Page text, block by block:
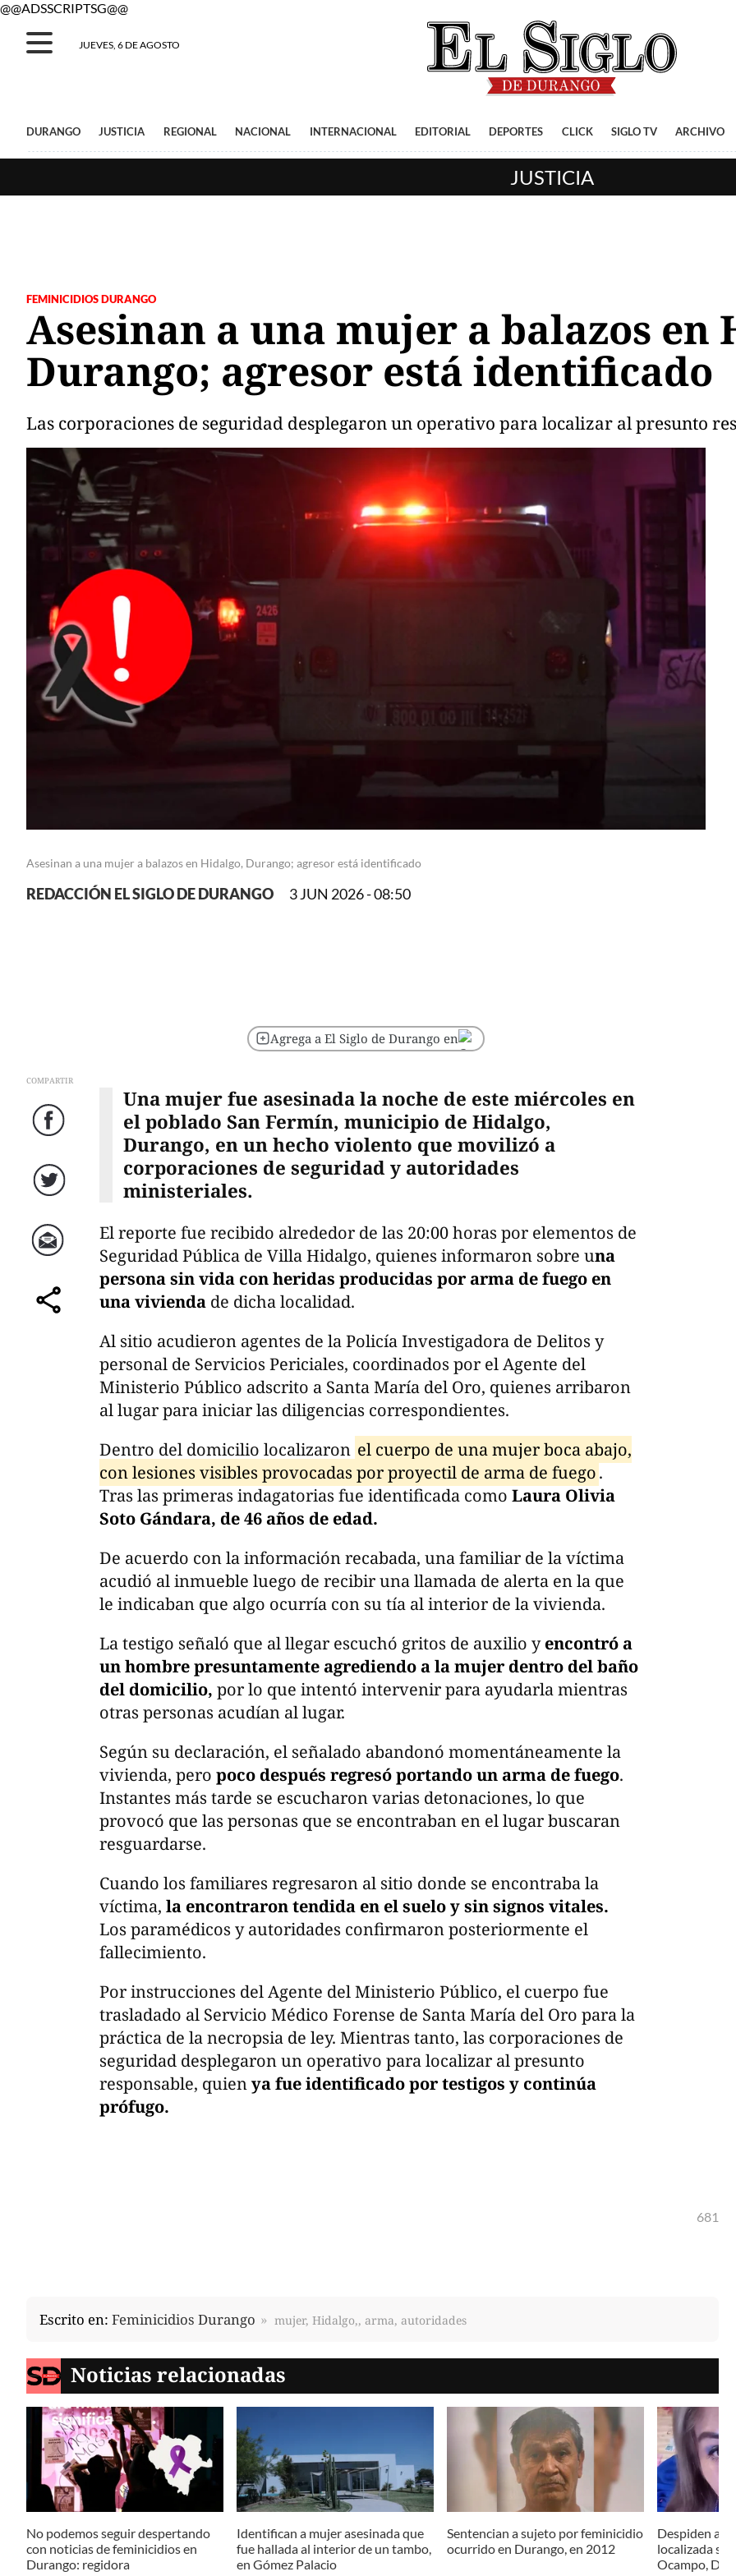
@@ADSSCRIPTSG@@
JUEVES, 6 DE AGOSTO
DURANGO JUSTICIA REGIONAL NACIONAL INTERNACIONAL EDITORIAL DEPORTES CLICK SIGLO TV ARCHIVO
JUSTICIA
FEMINICIDIOS DURANGO
Asesinan a una mujer a balazos en
Durango; agresor está identificado
Las corporaciones de seguridad desplegaron un operativo para localizar al presunto
Asesinan a una mujer a balazos en Hidalgo, Durango; agresor está identificado
REDACCIÓN EL SIGLO DE DURANGO 3 JUN 2026 - 08:50
Agrega a El Siglo de Durango en
COMPARTIR
Facebook
Twitter
Correo
comparte
Una mujer fue asesinada la noche de este miércoles en
el poblado San Fermín, municipio de Hidalgo,
Durango, en un hecho violento que movilizó a
corporaciones de seguridad y autoridades
ministeriales.
El reporte fue recibido alrededor de las 20:00 horas por elementos de
Seguridad Pública de Villa Hidalgo, quienes informaron sobre una
persona sin vida con heridas producidas por arma de fuego en
una vivienda de dicha localidad.
Al sitio acudieron agentes de la Policía Investigadora de Delitos y
personal de Servicios Periciales, coordinados por el Agente del
Ministerio Público adscrito a Santa María del Oro, quienes arribaron
al lugar para iniciar las diligencias correspondientes.
Dentro del domicilio localizaron el cuerpo de una mujer boca abajo,
con lesiones visibles provocadas por proyectil de arma de fuego.
Tras las primeras indagatorias fue identificada como Laura Olivia
Soto Gándara, de 46 años de edad.
De acuerdo con la información recabada, una familiar de la víctima
acudió al inmueble luego de recibir una llamada de alerta en la que
le indicaban que algo ocurría con su tía al interior de la vivienda.
La testigo señaló que al llegar escuchó gritos de auxilio yencontró a
un hombre presuntamente agrediendo a la mujer dentro del baño
del domicilio, por lo que intentó intervenir para ayudarla mientras
otras personas acudían al lugar.
Según su declaración, el señalado abandonó momentáneamente la
vivienda, pero poco después regresó portando un arma de fuego.
Instantes más tarde se escucharon varias detonaciones, lo que
provocó que las personas que se encontraban en el lugar buscaran
resguardarse.
Cuando los familiares regresaron al sitio donde se encontraba la
víctima, la encontraron tendida en el suelo y sin signos vitales.
Los paramédicos y autoridades confirmaron posteriormente el
fallecimiento.
Por instrucciones del Agente del Ministerio Público, el cuerpo fue
trasladado al Servicio Médico Forense de Santa María del Oro para la
práctica de la necropsia de ley. Mientras tanto, las corporaciones de
seguridad desplegaron un operativo para localizar al presunto
responsable, quienya fue identificado por testigos y continúa
prófugo.
681
Escrito en: Feminicidios Durango mujer, Hidalgo,, arma, autoridades
Noticias relacionadas
No podemos seguir despertando
con noticias de feminicidios en
Durango: regidora
Identifican a mujer asesinada que
fue hallada al interior de un tambo,
en Gómez Palacio
Sentencian a sujeto por feminicidio
ocurrido en Durango, en 2012
Despiden a
localizada
Ocampo,